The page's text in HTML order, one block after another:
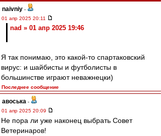
naivniy -
01 апр 2025 20:11
nad » 01 апр 2025 19:46
Я так понимаю, это какой-то спартаковский
вирус: и шайбисты и футболисты в
большинстве играют неважнецки)
Последнее сообщение
авоська -
01 апр 2025 20:09
Не пора ли уже наконец выбрать Совет
Ветеринаров!